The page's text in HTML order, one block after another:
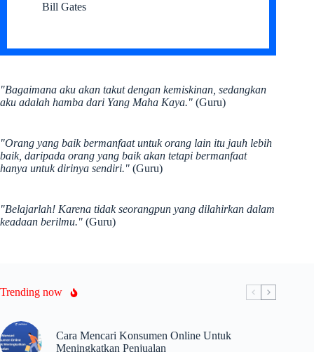
Bill Gates
"Bagaimana aku akan takut dengan kemiskinan, sedangkan
aku adalah hamba dari Yang Maha Kaya." (Guru)
"Orang yang baik bermanfaat untuk orang lain itu jauh lebih
baik, daripada orang yang baik akan tetapi bermanfaat
hanya untuk dirinya sendiri." (Guru)
"Belajarlah! Karena tidak seorangpun yang dilahirkan dalam
keadaan berilmu." (Guru)
Trending now
Cara Mencari Konsumen Online Untuk
Meningkatkan Penjualan